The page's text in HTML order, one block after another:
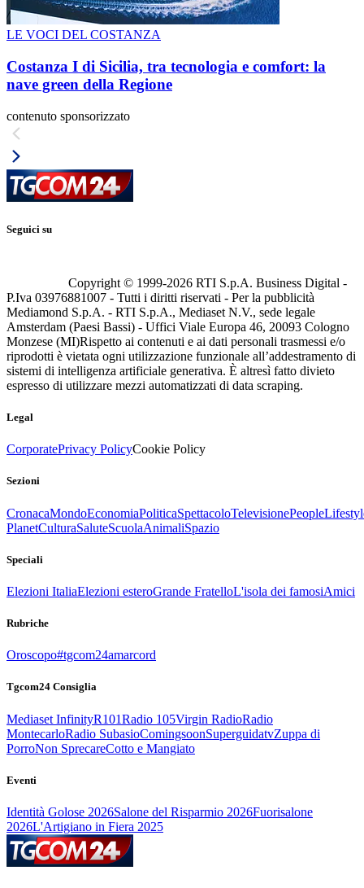
LE VOCI DEL COSTANZA
Costanza I di Sicilia, tra tecnologia e comfort: la
nave green della Regione
contenuto sponsorizzato
Seguici su
Copyright © 1999-2026 RTI S.p.A. Business Digital -
P.Iva 03976881007 - Tutti i diritti riservati - Per la pubblicità
Mediamond S.p.A. - RTI S.p.A., Mediaset N.V., sede legale
Amsterdam (Paesi Bassi) - Uffici Viale Europa 46, 20093 Cologno
Monzese (MI)Rispetto ai contenuti e ai dati personali trasmessi e/o
riprodotti è vietata ogni utilizzazione funzionale all’addestramento di
sistemi di intelligenza artificiale generativa. È altresì fatto divieto
espresso di utilizzare mezzi automatizzati di data scraping.
Legal
CorporatePrivacy PolicyCookie Policy
Sezioni
CronacaMondoEconomiaPoliticaSpettacoloTelevisionePeople
PlanetCulturaSaluteScuolaAnimaliSpazio
Speciali
Elezioni ItaliaElezioni esteroGrande FratelloL'isola dei famosiAmici
Rubriche
Oroscopo#tgcom24amarcord
Tgcom24 Consiglia
Mediaset InfinityR101Radio 105Virgin RadioRadio
MontecarloRadio SubasioComingsoonSuperguidatvZuppa di
PorroNon SprecareCotto e Mangiato
Eventi
Identità Golose 2026Salone del Risparmio 2026Fuorisalone
2026L'Artigiano in Fiera 2025